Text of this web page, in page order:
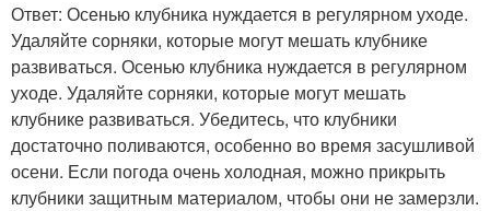
Ответ: Осенью клубника нуждается в регулярном уходе.
Удаляйте сорняки, которые могут мешать клубнике
развиваться. Осенью клубника нуждается в регулярном
уходе. Удаляйте сорняки, которые могут мешать
клубнике развиваться. Убедитесь, что клубники
достаточно поливаются, особенно во время засушливой
осени. Если погода очень холодная, можно прикрыть
клубники защитным материалом, чтобы они не замерзли.